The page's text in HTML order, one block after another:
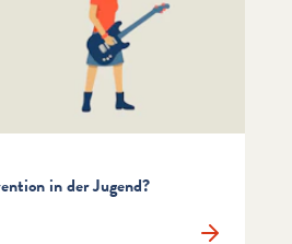
in der Jugend?